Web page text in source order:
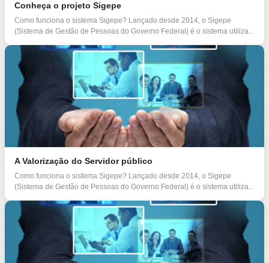
Conheça o projeto Sigepe
Como funciona o sistema Sigepe? Lançado desde 2014, o Sigepe
(Sistema de Gestão de Pessoas do Governo Federal) é o sistema utiliza..
A Valorização do Servidor público
Como funciona o sistema Sigepe? Lançado desde 2014, o Sigepe
(Sistema de Gestão de Pessoas do Governo Federal) é o sistema utiliza..